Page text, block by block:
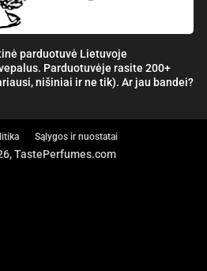
parduotuvė Lietuvoje
Parduotuvėje rasite 200+
nišiniai ir ne tik). Ar jau bandei?
Sąlygos ir nuostatai
TastePerfumes.com